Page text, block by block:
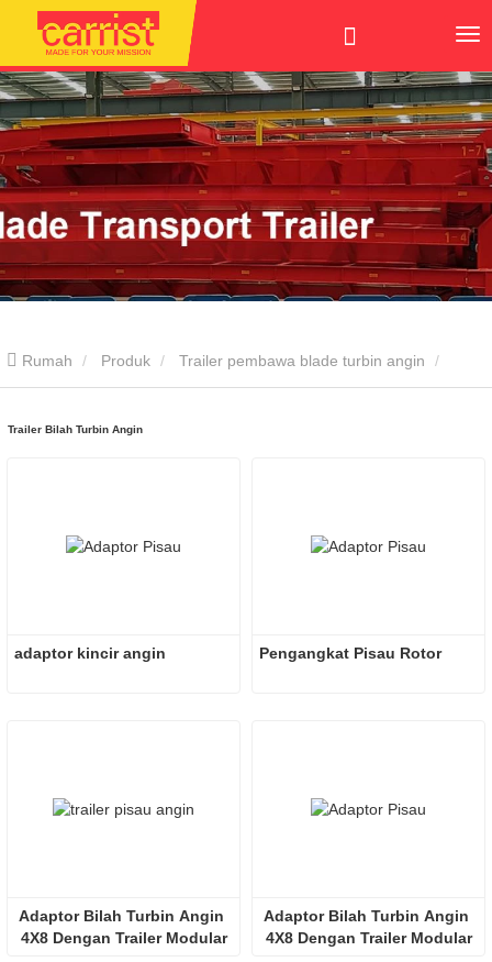
Rumah Produk Trailer pembawa blade turbin angin
Trailer Bilah Turbin Angin
adaptor kincir angin Pengangkat Pisau Rotor
Adaptor Bilah Turbin Angin
4X8 Dengan Trailer Modular
Adaptor Bilah Turbin Angin
4X8 Dengan Trailer Modular